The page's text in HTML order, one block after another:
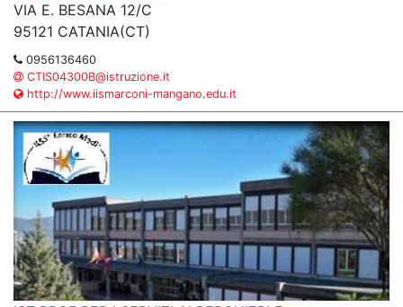
VIA E. BESANA 12/C
95121 CATANIA(CT)
0956136460
CTIS04300B@istruzione.it
http://www.iismarconi-mangano.edu.it